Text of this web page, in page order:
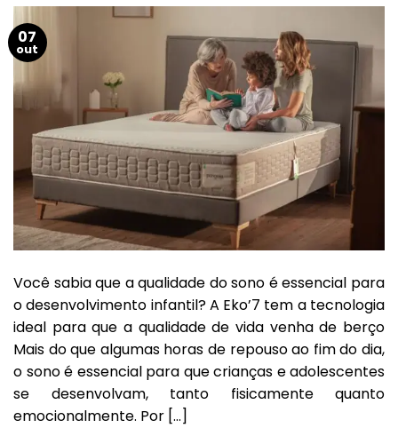
07
out
Você sabia que a qualidade do sono é essencial para
o desenvolvimento infantil? A Eko’7 tem a tecnologia
ideal para que a qualidade de vida venha de berço
Mais do que algumas horas de repouso ao fim do dia,
o sono é essencial para que crianças e adolescentes
se desenvolvam, tanto fisicamente quanto
emocionalmente. Por […]